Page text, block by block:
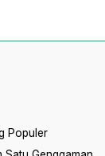
Populer